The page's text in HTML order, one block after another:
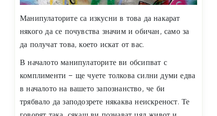
Манипулаторите са изкусни в това да накарат
някого да се почувства значим и обичан, само за
да получат това, което искат от вас.
В началото манипулаторите ви обсипват с
комплименти – ще чуете толкова силни думи едва
в началото на вашето запознанство, че би
трябвало да заподозрете някаква неискреност. Те